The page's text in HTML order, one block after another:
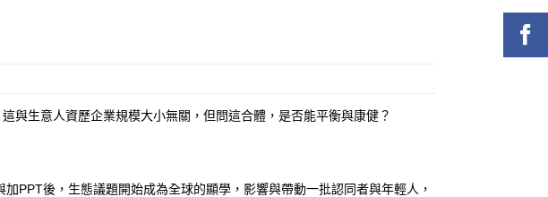
與生意人資歷企業規模大小無關，但問這合體，是否能平衡與康健？
後，生態議題開始成為全球的顯學，影響與帶動一批認同者與年輕人，